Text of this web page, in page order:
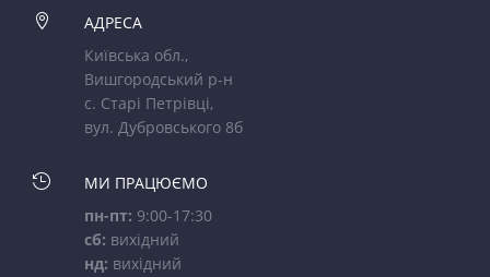

АДРЕСА
Київська обл.,
Вишгородський р-н
с. Старі Петрівці,
вул. Дубровського 8б

МИ ПРАЦЮЄМО
пн-пт: 9:00-17:30
сб: вихідний
нд: вихідний